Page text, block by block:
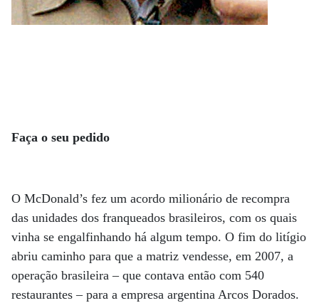
Faça o seu pedido
O McDonald’s fez um acordo milionário de recompra
das unidades dos franqueados brasileiros, com os quais
vinha se engalfinhando há algum tempo. O fim do litígio
abriu caminho para que a matriz vendesse, em 2007, a
operação brasileira – que contava então com 540
restaurantes – para a empresa argentina Arcos Dorados.